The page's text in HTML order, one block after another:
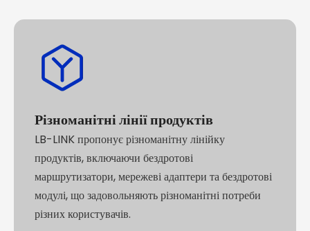
Різноманітні лінії продуктів
LB-LINK пропонує різноманітну лінійку
продуктів, включаючи бездротові
маршрутизатори, мережеві адаптери та бездротові
модулі, що задовольняють різноманітні потреби
різних користувачів.